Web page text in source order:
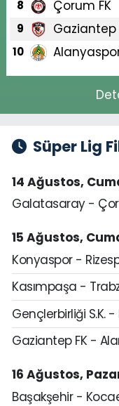
8 Çorum FK
9 Gaziantep
10
Süper Lig
14 Ağustos,
Galatasaray -
15 Ağustos,
Konyaspor -
Kasımpaşa -
Gençlerbirliği S.K.
Gaziantep FK -
16 Ağustos,
Başakşehir -